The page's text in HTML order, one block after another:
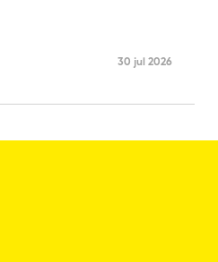
30 jul 2026